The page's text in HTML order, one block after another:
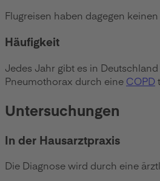
Flugreisen haben dagegen
Häufigkeit
Jedes Jahr gibt es in
Pneumothorax durch eine COPD
Untersuchungen
In der Hausarztpraxis
Die Diagnose wird durch eine